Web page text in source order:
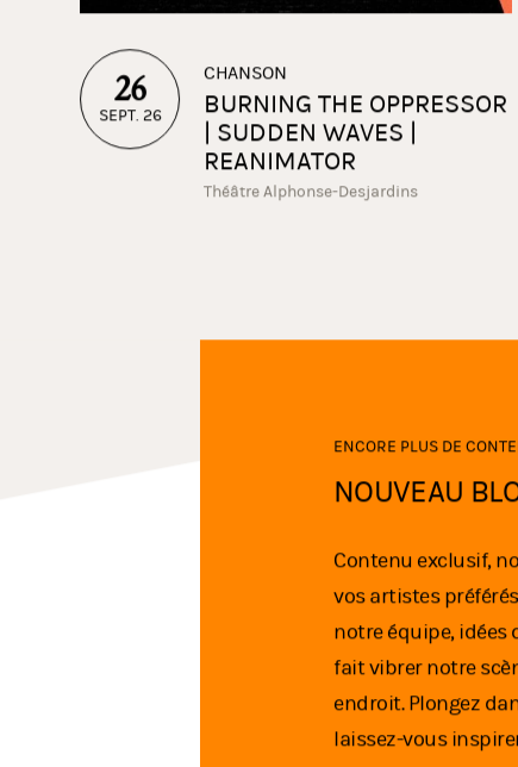
26
SEPT. 26
CHANSON
BURNING THE OPPRESSOR
| SUDDEN WAVES |
REANIMATOR
Théâtre Alphonse-Desjardins
ENCORE PLUS DE
NOUVEAU
Contenu exclusif,
vos artistes
notre équipe, idées
fait vibrer notre
endroit. Plongez
laissez-vous